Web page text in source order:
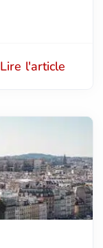
Lire l'article